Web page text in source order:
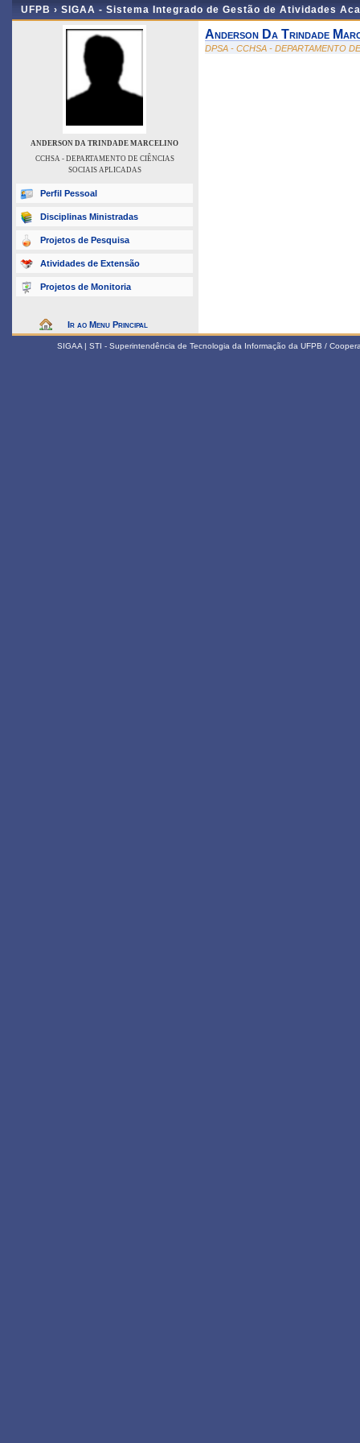
UFPB › SIGAA - Sistema Integrado de Gestão de Atividades
ANDERSON DA TRINDADE MARCELINO
CCHSA - DEPARTAMENTO DE CIÊNCIAS
SOCIAIS APLICADAS
Perfil Pessoal
Disciplinas Ministradas
Projetos de Pesquisa
Atividades de Extensão
Projetos de Monitoria
Ir ao Menu Principal
Anderson Da Trindade
DPSA - CCHSA - DEPARTAMENTO
SIGAA | STI - Superintendência de Tecnologia da Informação da UFPB /